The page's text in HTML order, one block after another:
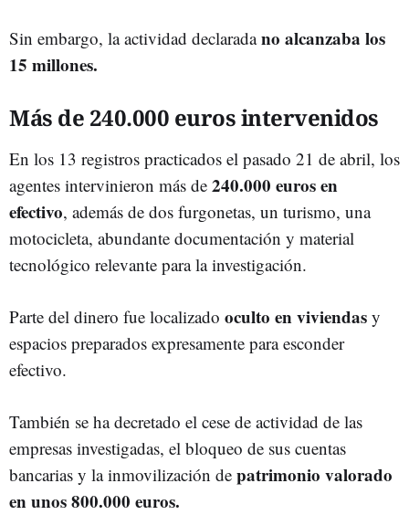
Sin embargo, la actividad declaradano alcanzaba los
15 millones.
Más de 240.000 euros intervenidos
En los 13 registros practicados el pasado 21 de abril, los
agentes intervinieron más de 240.000 euros en
efectivo, además de dos furgonetas, un turismo, una
motocicleta, abundante documentación y material
tecnológico relevante para la investigación.
Parte del dinero fue localizado oculto en viviendas y
espacios preparados expresamente para esconder
efectivo.
También se ha decretado el cese de actividad de las
empresas investigadas, el bloqueo de sus cuentas
bancarias y la inmovilización de patrimonio valorado
en unos 800.000 euros.